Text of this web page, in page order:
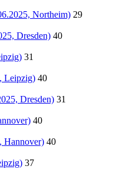
Northeim) 29
Dresden) 40
31
Leipzig) 40
Dresden) 31
40
Hannover) 40
37